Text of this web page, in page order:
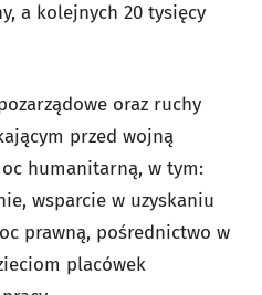
a kolejnych 20 tysięcy
oraz ruchy
przed wojną
humanitarną, w tym:
wsparcie w uzyskaniu
prawną, pośrednictwo w
placówek